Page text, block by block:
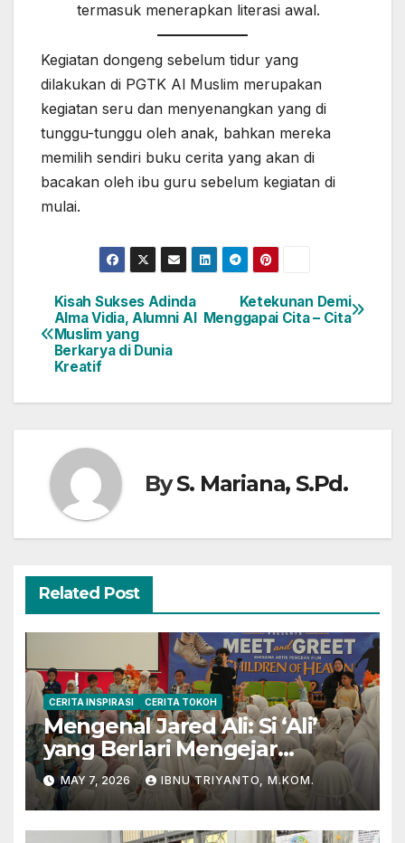
termasuk menerapkan literasi awal.
Kegiatan dongeng sebelum tidur yang
dilakukan di PGTK Al Muslim merupakan
kegiatan seru dan menyenangkan yang di
tunggu-tunggu oleh anak, bahkan mereka
memilih sendiri buku cerita yang akan di
bacakan oleh ibu guru sebelum kegiatan di
mulai.
Post
navigation
Ketekunan Demi
Menggapai Cita – Cita
Kisah Sukses Adinda
Alma Vidia, Alumni Al
Muslim yang
Berkarya di Dunia
Kreatif
ByS. Mariana, S.Pd.
Related Post
CERITA INSPIRASI CERITA TOKOH
Mengenal Jared Ali: Si ‘Ali’
yang Berlari Mengejar
Prestasi di Dunia Film dan
Akademik
MAY 7, 2026 IBNU TRIYANTO, M.KOM.